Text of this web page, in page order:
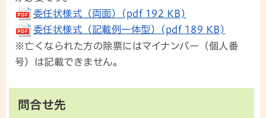
委任状様式（両面）(pdf 192 KB)
委任状様式（記載例一体型）(pdf 189 KB)
※亡くなられた方の除票にはマイナンバー（個人番
号）は記載できません。
問合せ先